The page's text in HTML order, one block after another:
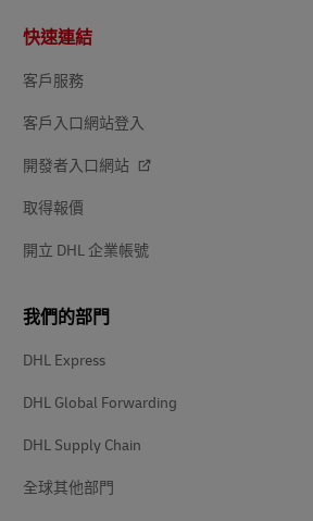
頁
尾
快速連結
客戶服務
客戶入口網站登入
開發者入口網站
取得報價
開立 DHL 企業帳號
我們的部門
DHL Express
DHL Global Forwarding
DHL Supply Chain
全球其他部門